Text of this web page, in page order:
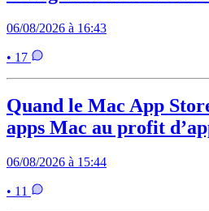
06/08/2026 à 16:43
• 17
Quand le Mac App
apps Mac au profit
06/08/2026 à 15:44
• 11